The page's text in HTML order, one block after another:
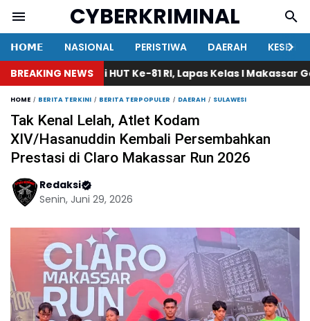
CYBERKRIMINAL
𝗛𝗢𝗠𝗘 NASIONAL PERISTIWA DAERAH
BREAKING NEWS
Peringati HUT Ke-81 RI, Lapas Kelas I Makassar Gelar
HOME BERITA TERKINI BERITA TERPOPULER DAERAH SULAWESI
Tak Kenal Lelah, Atlet Kodam
XIV/Hasanuddin Kembali Persembahkan
Prestasi di Claro Makassar Run 2026
Redaksi
Senin, Juni 29, 2026